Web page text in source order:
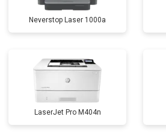
Neverstop Laser 1000a
LaserJet Pro M404n